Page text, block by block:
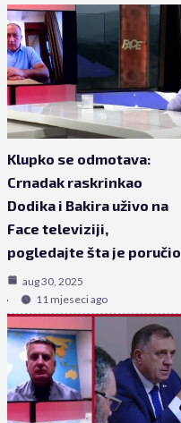
Klupko se odmotava:
Crnadak raskrinkao
Dodika i Bakira uživo na
Face televiziji,
pogledajte šta je poručio
aug 30, 2025
11 mjeseci ago